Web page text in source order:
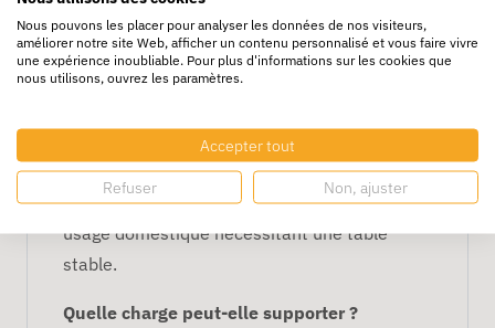
mm Gris
Est-elle facile à plier et à ranger ?
Oui, elle se plie rapidement et prend peu de
Convient-elle à un usage professionnel ?
Oui, parfaite pour ateliers, événements et
usage domestique nécessitant une table
stable.
Quelle charge peut-elle supporter ?
Nous pouvons les placer pour analyser les données de nos visiteurs,
améliorer notre site Web, afficher un contenu personnalisé et vous faire vivre
une expérience inoubliable. Pour plus d'informations sur les cookies que
nous utilisons, ouvrez les paramètres.
Accepter tout
Refuser Non, ajuster